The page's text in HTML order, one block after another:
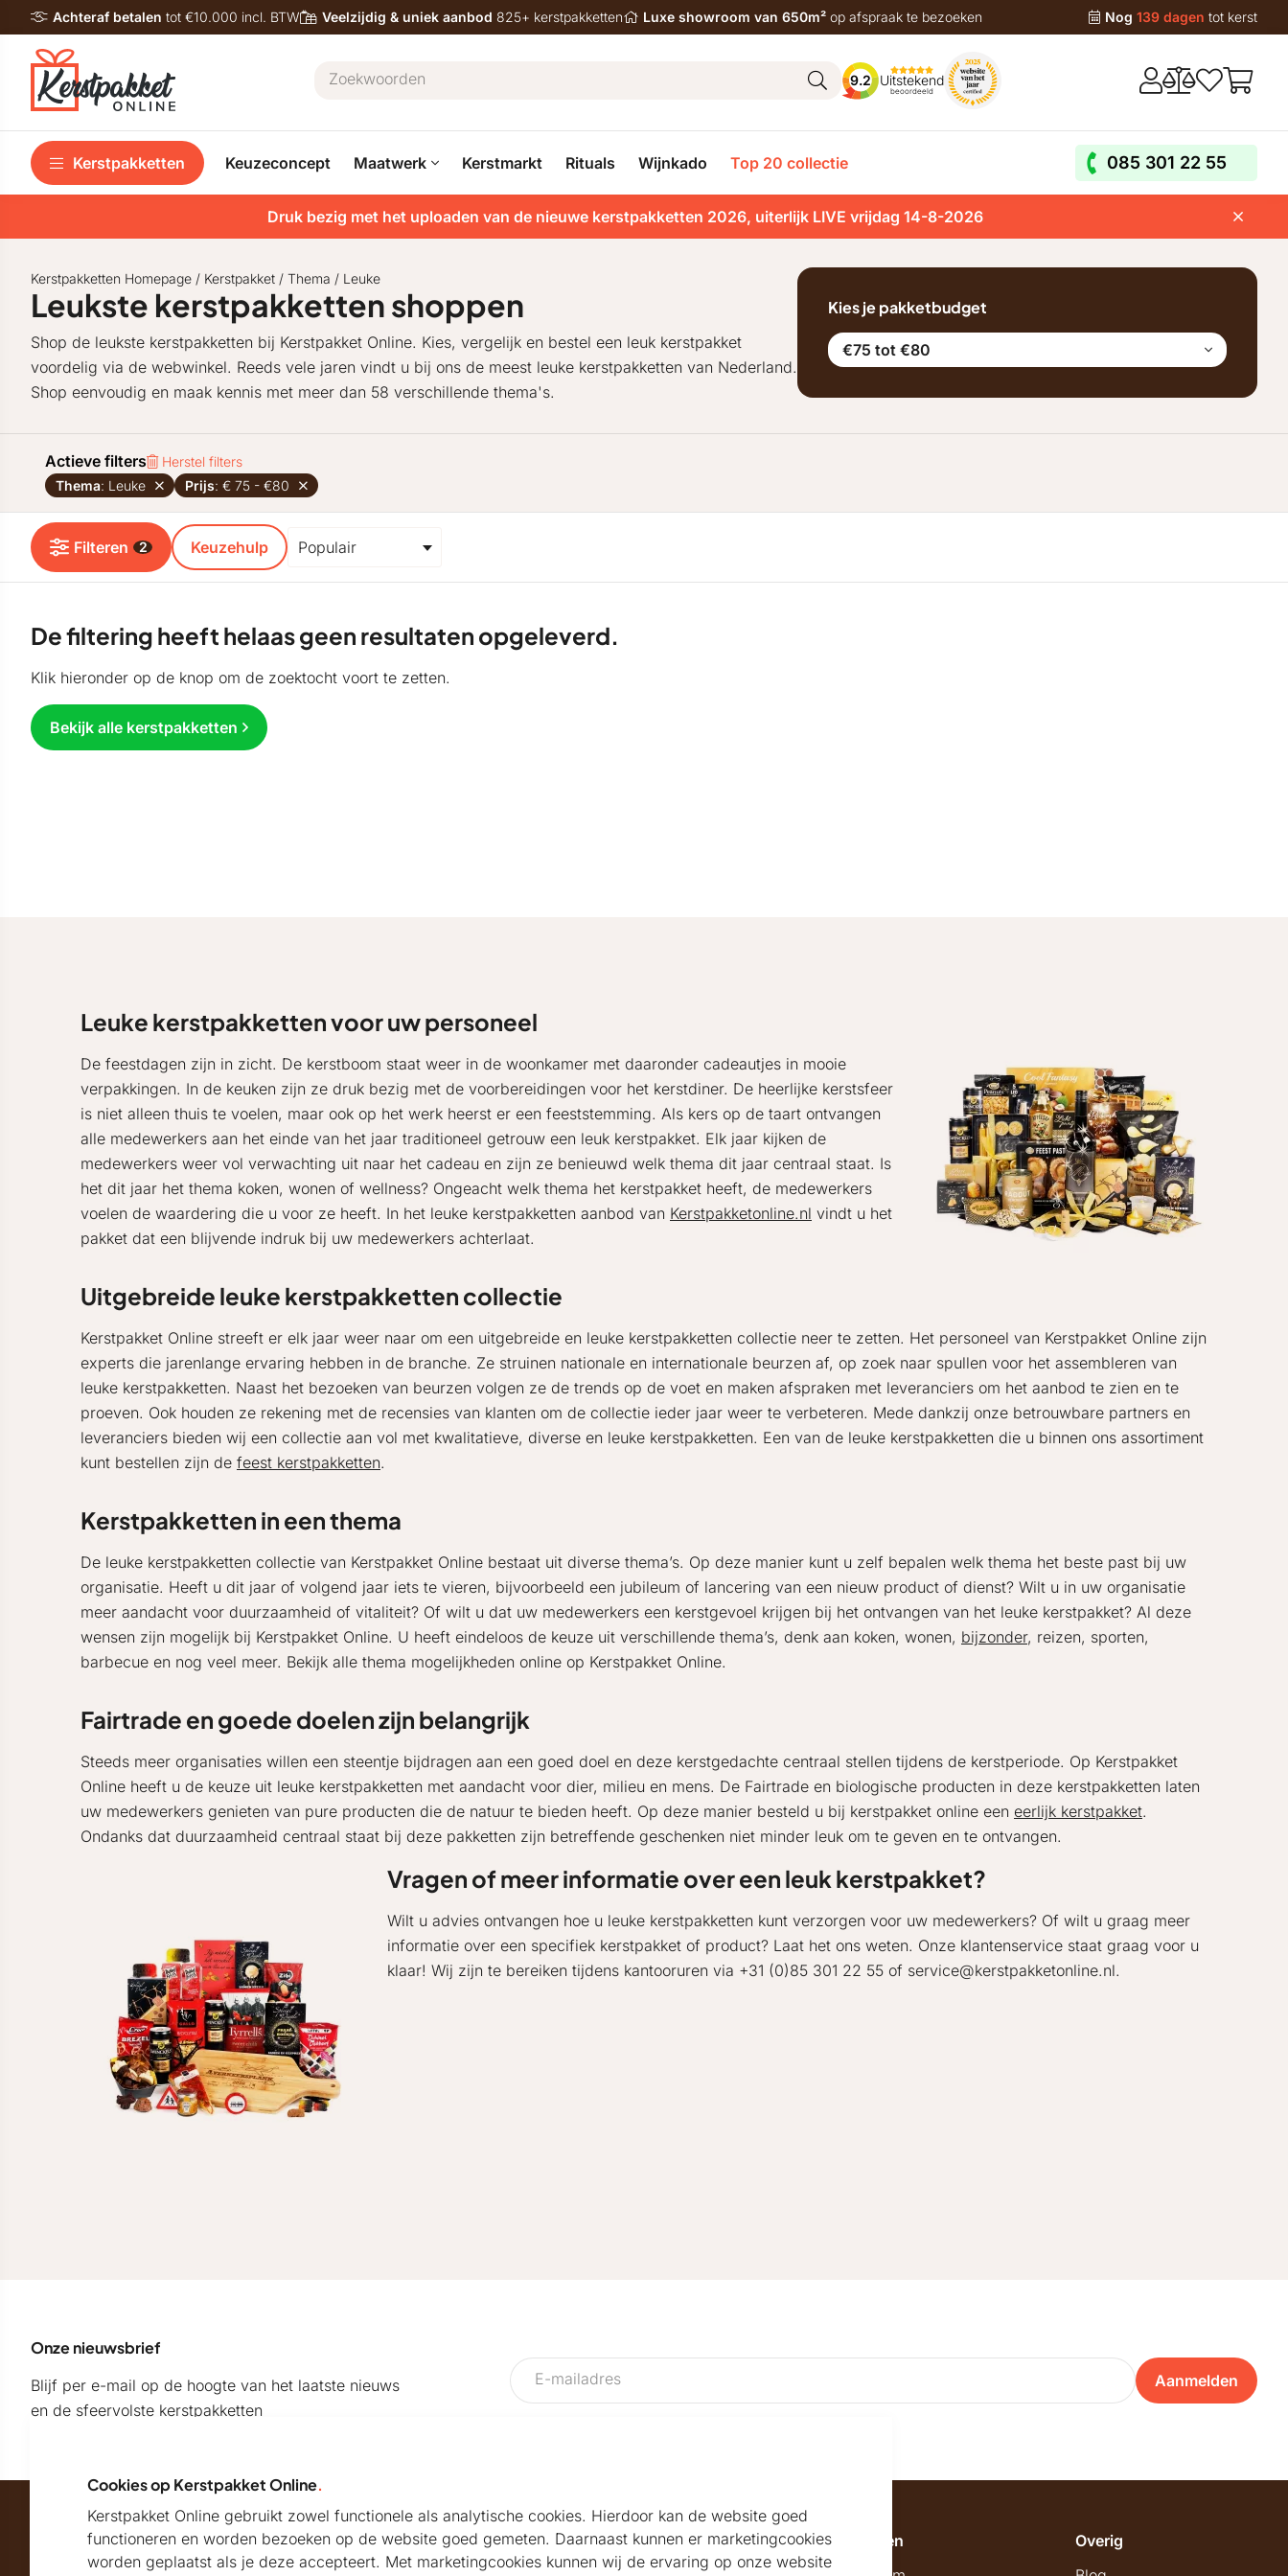
Achteraf betalen tot €10.000 incl. BTW Veelzijdig & uniek aanbod 825+ kerstpakketten Luxe showroom van 650m² op afspraak te bezoeken Nog 139 dagen tot kerst
9.2 Uitstekend
beoordeeld
Kerstpakketten Keuzeconcept Maatwerk Kerstmarkt Rituals Wijnkado Top 20 collectie 085 301 22 55
Druk bezig met het uploaden van de nieuwe kerstpakketten 2026, uiterlijk LIVE vrijdag 14-8-2026
Kerstpakketten Homepage / Kerstpakket / Thema / Leuke
Leukste kerstpakketten shoppen
Shop de leukste kerstpakketten bij Kerstpakket Online. Kies, vergelijk en bestel een leuk kerstpakket
voordelig via de webwinkel. Reeds vele jaren vindt u bij ons de meest leuke kerstpakketten van Nederland.
Shop eenvoudig en maak kennis met meer dan 58 verschillende thema's.
Kies je pakketbudget
€75 tot €80
Actieve filters
Herstel filters
Thema: Leuke Prijs: € 75 - €80
Filteren 2 Keuzehulp
De filtering heeft helaas geen resultaten opgeleverd.
Klik hieronder op de knop om de zoektocht voort te zetten.
Bekijk alle kerstpakketten
Leuke kerstpakketten voor uw personeel
De feestdagen zijn in zicht. De kerstboom staat weer in de woonkamer met daaronder cadeautjes in mooie
verpakkingen. In de keuken zijn ze druk bezig met de voorbereidingen voor het kerstdiner. De heerlijke kerstsfeer
is niet alleen thuis te voelen, maar ook op het werk heerst er een feeststemming. Als kers op de taart ontvangen
alle medewerkers aan het einde van het jaar traditioneel getrouw een leuk kerstpakket. Elk jaar kijken de
medewerkers weer vol verwachting uit naar het cadeau en zijn ze benieuwd welk thema dit jaar centraal staat. Is
het dit jaar het thema koken, wonen of wellness? Ongeacht welk thema het kerstpakket heeft, de medewerkers
voelen de waardering die u voor ze heeft. In het leuke kerstpakketten aanbod van Kerstpakketonline.nl vindt u het
pakket dat een blijvende indruk bij uw medewerkers achterlaat.
Uitgebreide leuke kerstpakketten collectie
Kerstpakket Online streeft er elk jaar weer naar om een uitgebreide en leuke kerstpakketten collectie neer te zetten. Het personeel van Kerstpakket Online zijn
experts die jarenlange ervaring hebben in de branche. Ze struinen nationale en internationale beurzen af, op zoek naar spullen voor het assembleren van
leuke kerstpakketten. Naast het bezoeken van beurzen volgen ze de trends op de voet en maken afspraken met leveranciers om het aanbod te zien en te
proeven. Ook houden ze rekening met de recensies van klanten om de collectie ieder jaar weer te verbeteren. Mede dankzij onze betrouwbare partners en
leveranciers bieden wij een collectie aan vol met kwalitatieve, diverse en leuke kerstpakketten. Een van de leuke kerstpakketten die u binnen ons assortiment
kunt bestellen zijn de feest kerstpakketten.
Kerstpakketten in een thema
De leuke kerstpakketten collectie van Kerstpakket Online bestaat uit diverse thema’s. Op deze manier kunt u zelf bepalen welk thema het beste past bij uw
organisatie. Heeft u dit jaar of volgend jaar iets te vieren, bijvoorbeeld een jubileum of lancering van een nieuw product of dienst? Wilt u in uw organisatie
meer aandacht voor duurzaamheid of vitaliteit? Of wilt u dat uw medewerkers een kerstgevoel krijgen bij het ontvangen van het leuke kerstpakket? Al deze
wensen zijn mogelijk bij Kerstpakket Online. U heeft eindeloos de keuze uit verschillende thema’s, denk aan koken, wonen, bijzonder, reizen, sporten,
barbecue en nog veel meer. Bekijk alle thema mogelijkheden online op Kerstpakket Online.
Fairtrade en goede doelen zijn belangrijk
Steeds meer organisaties willen een steentje bijdragen aan een goed doel en deze kerstgedachte centraal stellen tijdens de kerstperiode. Op Kerstpakket
Online heeft u de keuze uit leuke kerstpakketten met aandacht voor dier, milieu en mens. De Fairtrade en biologische producten in deze kerstpakketten laten
uw medewerkers genieten van pure producten die de natuur te bieden heeft. Op deze manier besteld u bij kerstpakket online een eerlijk kerstpakket.
Ondanks dat duurzaamheid centraal staat bij deze pakketten zijn betreffende geschenken niet minder leuk om te geven en te ontvangen.
Vragen of meer informatie over een leuk kerstpakket?
Wilt u advies ontvangen hoe u leuke kerstpakketten kunt verzorgen voor uw medewerkers? Of wilt u graag meer
informatie over een specifiek kerstpakket of product? Laat het ons weten. Onze klantenservice staat graag voor u
klaar! Wij zijn te bereiken tijdens kantooruren via +31 (0)85 301 22 55 of service@kerstpakketonline.nl.
Onze nieuwsbrief
Blijf per e-mail op de hoogte van het laatste nieuws
en de sfeervolste kerstpakketten
Aanmelden
Maatschappelijk partner van
Helpdesk
Algemeen
Overig
Cookies op Kerstpakket Online.
Kerstpakket Online gebruikt zowel functionele als analytische cookies. Hierdoor kan de website goed
functioneren en worden bezoeken op de website goed gemeten. Daarnaast kunnen er marketingcookies
worden geplaatst als je deze accepteert. Met marketingcookies kunnen wij de ervaring op onze website